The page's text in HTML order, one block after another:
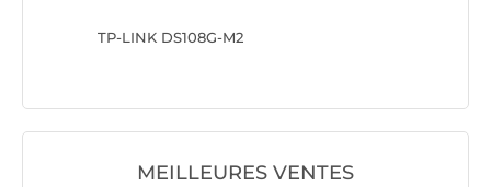
TP-LINK DS108G-M2
MEILLEURES VENTES